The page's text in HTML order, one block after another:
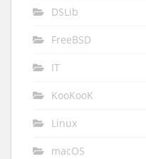
DSLib
FreeBSD
IT
KooKooK
Linux
macOS